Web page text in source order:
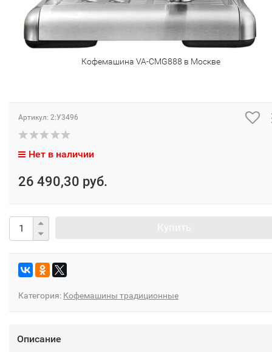
Кофемашина VA-CMG888 в Москве
Артикул: 2:У3496
Нет в наличии
26 490,30 руб.
Категория: Кофемашины традиционные
Описание